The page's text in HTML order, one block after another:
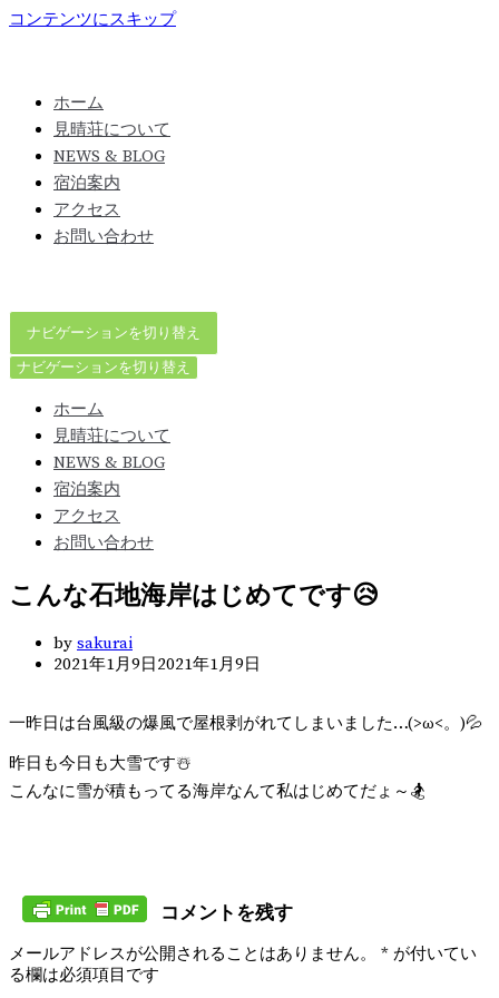
コンテンツにスキップ
ホーム
見晴荘について
NEWS & BLOG
宿泊案内
アクセス
お問い合わせ
ナビゲーションを切り替え
ナビゲーションを切り替え
ホーム
見晴荘について
NEWS & BLOG
宿泊案内
アクセス
お問い合わせ
こんな石地海岸はじめてです😥
by sakurai
2021年1月9日 2021年1月9日
一昨日は台風級の爆風で屋根剥がれてしまいました…(>ω<。)💦
昨日も今日も大雪です☃️
こんなに雪が積もってる海岸なんて私はじめてだょ～🏂
コメントを残す
メールアドレスが公開されることはありません。 * が付いてい
る欄は必須項目です